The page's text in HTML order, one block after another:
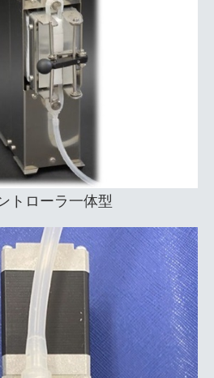
ーラ一体型